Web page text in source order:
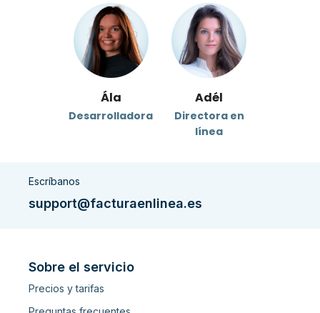
Ála
Desarrolladora
Adél
Directora en
línea
Escríbanos
support@facturaenlinea.es
Sobre el servicio
Precios y tarifas